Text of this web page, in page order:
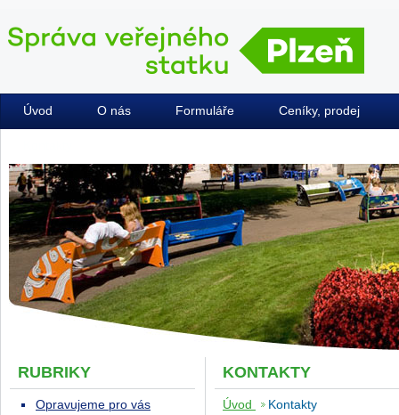
Úvod O nás Formuláře Ceníky, prodej
KONTAKTY
Úvod Kontakty
RUBRIKY
Opravujeme pro vás